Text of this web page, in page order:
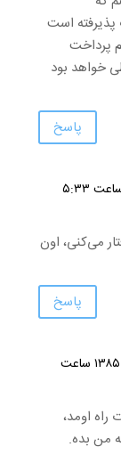
پذیرفته است
پرداخت
خواهد بود
پاسخ
| نوشته شده در تاریخ ۵ مهر ۱۳۸۵ ساعت ۵:۳۳
می‌کنی، اون
پاسخ
| نوشته شده در تاریخ ۴ مهر ۱۳۸۵ ساعت
اومد،
من بده.